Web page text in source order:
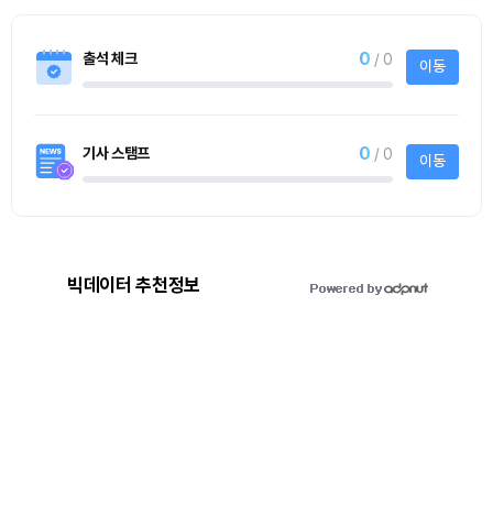
출석 체크 0 / 0 이동
기사 스탬프 0 / 0 이동
빅데이터 추천정보